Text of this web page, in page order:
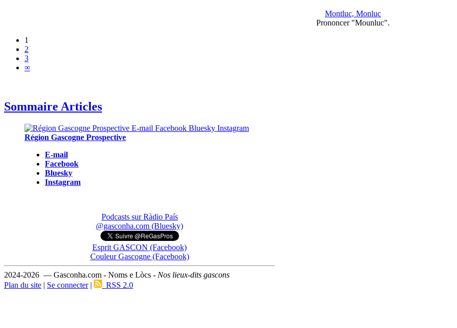
Montluc, Monluc
Prononcer "Mounluc".
1
2
3
∞
Sommaire Articles
Région Gascogne Prospective
E-mail
Facebook
Bluesky
Instagram
Podcasts sur Ràdio País
@gasconha.com (Bluesky)
Esprit GASCON (Facebook)
Couleur Gascogne (Facebook)
2024-2026 — Gasconha.com - Noms e Lòcs - Nos lieux-dits gascons
Plan du site | Se connecter| RSS 2.0